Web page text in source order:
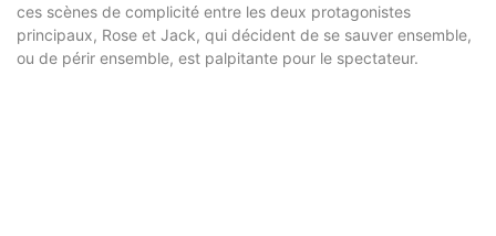
ces scènes de complicité entre les deux protagonistes
principaux, Rose et Jack, qui décident de se sauver ensemble,
ou de périr ensemble, est palpitante pour le spectateur.